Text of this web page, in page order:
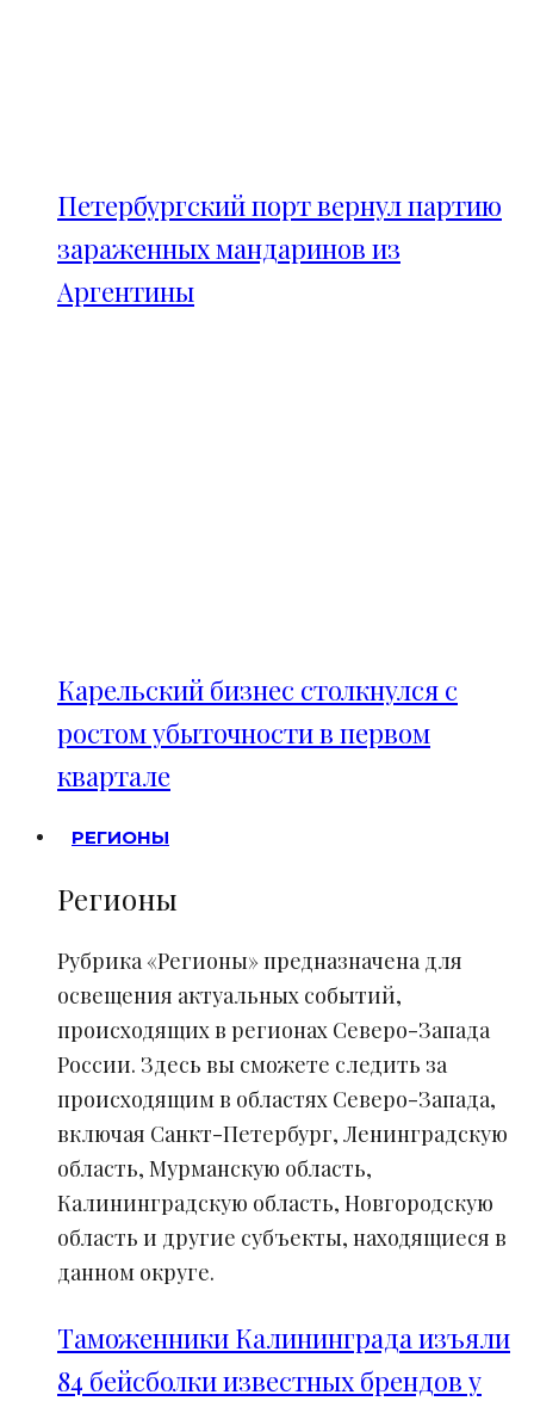
Петербургский порт вернул партию
зараженных мандаринов из
Аргентины
Карельский бизнес столкнулся с
ростом убыточности в первом
квартале
РЕГИОНЫ
Регионы
Рубрика «Регионы» предназначена для
освещения актуальных событий,
происходящих в регионах Северо-Запада
России. Здесь вы сможете следить за
происходящим в областях Северо-Запада,
включая Санкт-Петербург, Ленинградскую
область, Мурманскую область,
Калининградскую область, Новгородскую
область и другие субъекты, находящиеся в
данном округе.
Таможенники Калининграда изъяли
84 бейсболки известных брендов у